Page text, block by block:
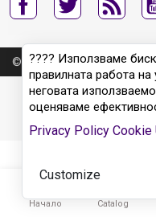
© 2026 - All rights reserved
???? Използваме
правилната работа
неговата
оценяваме
Privacy Policy Cookie
Customize
Начало Catalog